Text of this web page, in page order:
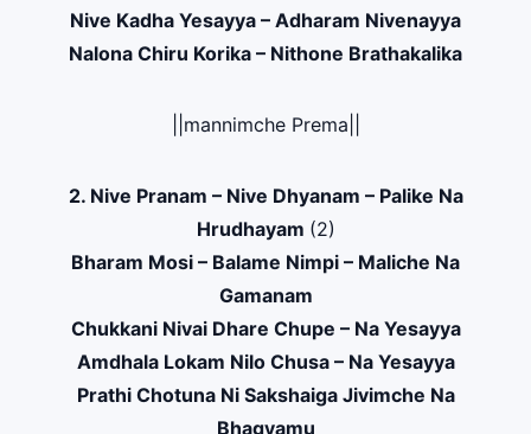
Nive Kadha Yesayya – Adharam Nivenayya
Nalona Chiru Korika – Nithone Brathakalika
||mannimche Prema||
2. Nive Pranam – Nive Dhyanam – Palike Na
Hrudhayam (2)
Bharam Mosi – Balame Nimpi – Maliche Na
Gamanam
Chukkani Nivai Dhare Chupe – Na Yesayya
Amdhala Lokam Nilo Chusa – Na Yesayya
Prathi Chotuna Ni Sakshaiga Jivimche Na
Bhagyamu